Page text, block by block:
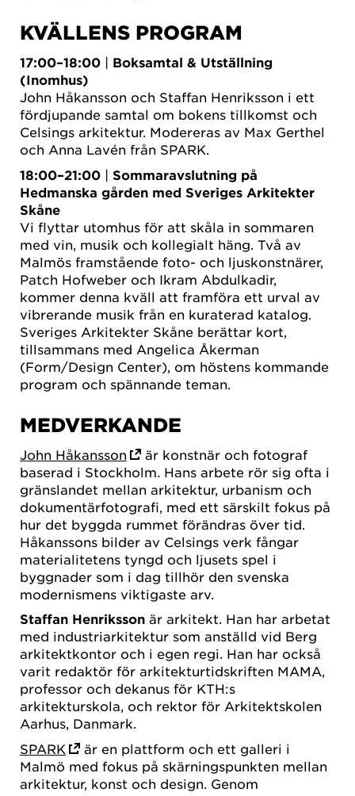
KVÄLLENS PROGRAM
17:00–18:00 | Boksamtal & Utställning
(Inomhus)
John Håkansson och Staffan Henriksson i ett
fördjupande samtal om bokens tillkomst och
Celsings arkitektur. Modereras av Max Gerthel
och Anna Lavén från SPARK.
18:00–21:00 | Sommaravslutning på
Hedmanska gården med Sveriges Arkitekter
Skåne
Vi flyttar utomhus för att skåla in sommaren
med vin, musik och kollegialt häng. Två av
Malmös framstående foto- och ljuskonstnärer,
Patch Hofweber och Ikram Abdulkadir,
kommer denna kväll att framföra ett urval av
vibrerande musik från en kuraterad katalog.
Sveriges Arkitekter Skåne berättar kort,
tillsammans med Angelica Åkerman
(Form/Design Center), om höstens kommande
program och spännande teman.
MEDVERKANDE
John Håkansson
är konstnär och fotograf
baserad i Stockholm. Hans arbete rör sig ofta i
gränslandet mellan arkitektur, urbanism och
dokumentärfotografi, med ett särskilt fokus på
hur det byggda rummet förändras över tid.
Håkanssons bilder av Celsings verk fångar
materialitetens tyngd och ljusets spel i
byggnader som i dag tillhör den svenska
modernismens viktigaste arv.
Staffan Henriksson är arkitekt. Han har arbetat
med industriarkitektur som anställd vid Berg
arkitektkontor och i egen regi. Han har också
varit redaktör för arkitekturtidskriften MAMA,
professor och dekanus för KTH:s
arkitekturskola, och rektor för Arkitektskolen
Aarhus, Danmark.
SPARK
är en plattform och ett galleri i
Malmö med fokus på skärningspunkten mellan
arkitektur, konst och design. Genom